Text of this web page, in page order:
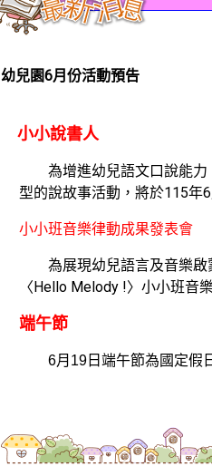
幼兒園6月份活動預告
小小說書人
為增進幼兒語文口說能
型的說故事活動，將於115年
小小班音樂律動成果發表會
為展現幼兒語言及音樂
〈Hello Melody !〉小小班音
端午節
6月19日端午節為國定假